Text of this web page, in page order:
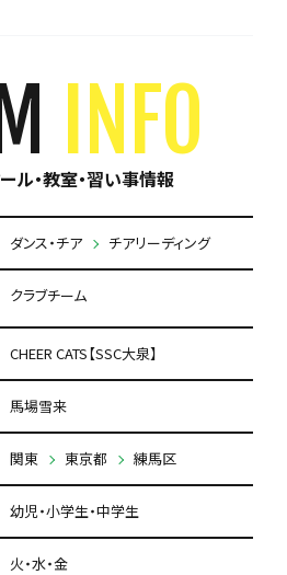
INFO
ル・教室・習い事情報
ダンス・チア チアリーディング
クラブチーム
CHEER CATS【SSC大泉】
馬場雪来
関東 東京都 練馬区
幼児・小学生・中学生
火・水・金